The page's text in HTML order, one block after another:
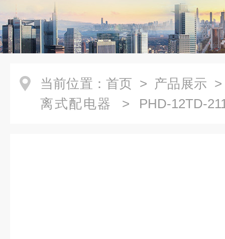
当前位置： 首页 > 产品展示
离式配电器
> PHD-12TD-